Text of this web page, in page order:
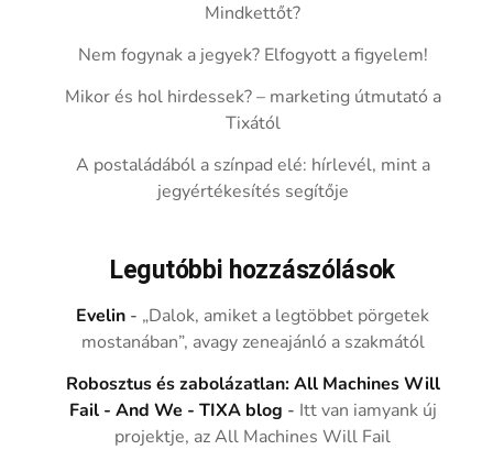
Mindkettőt?
Nem fogynak a jegyek? Elfogyott a figyelem!
Mikor és hol hirdessek? – marketing útmutató a
Tixától
A postaládából a színpad elé: hírlevél, mint a
jegyértékesítés segítője
Legutóbbi hozzászólások
Evelin - „Dalok, amiket a legtöbbet pörgetek
mostanában”, avagy zeneajánló a szakmától
Robosztus és zabolázatlan: All Machines Will
Fail - And We - TIXA blog - Itt van iamyank új
projektje, az All Machines Will Fail